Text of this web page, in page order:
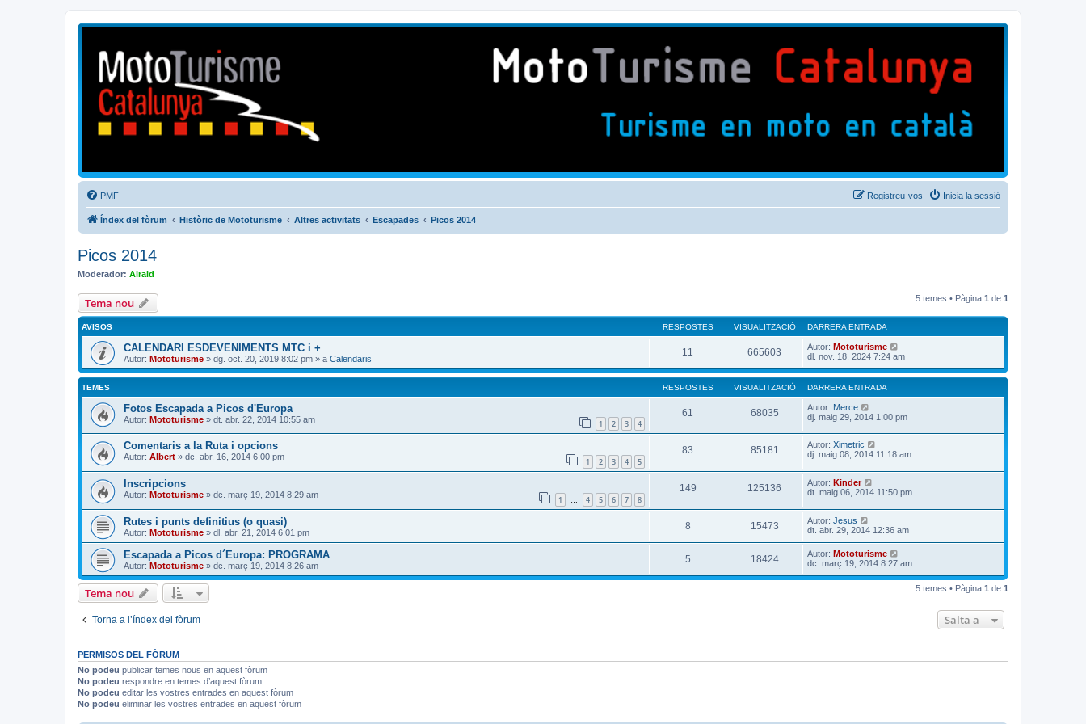
Mototurisme
Turisme en moto en català
PMF Inicia la sessió
Registreu-vos
Índex del fòrum Històric de Mototurisme Altres activitats Escapades Picos 2014
Picos 2014
Moderador: Airald
Tema nou 5 temes • Pàgina 1 de 1
AVISOS RESPOSTES VISUALITZACIÓ DARRERA ENTRADA
CALENDARI ESDEVENIMENTS MTC i +
Autor: Mototurisme » dg. oct. 20, 2019 8:02 pm » a Calendaris
11 665603 Autor: Mototurisme
dl. nov. 18, 2024 7:24 am
TEMES RESPOSTES VISUALITZACIÓ DARRERA ENTRADA
Fotos Escapada a Picos d'Europa
Autor: Mototurisme » dt. abr. 22, 2014 10:55 am 1 2 3 4
61 68035 Autor: Merce
dj. maig 29, 2014 1:00 pm
Comentaris a la Ruta i opcions
Autor: Albert » dc. abr. 16, 2014 6:00 pm 1 2 3 4 5
83 85181 Autor: Ximetric
dj. maig 08, 2014 11:18 am
Inscripcions
Autor: Mototurisme » dc. març 19, 2014 8:29 am 1 … 4 5 6 7 8
149 125136 Autor: Kinder
dt. maig 06, 2014 11:50 pm
Rutes i punts definitius (o quasi)
Autor: Mototurisme » dl. abr. 21, 2014 6:01 pm
8 15473 Autor: Jesus
dt. abr. 29, 2014 12:36 am
Escapada a Picos d´Europa: PROGRAMA
Autor: Mototurisme » dc. març 19, 2014 8:26 am
5 18424 Autor: Mototurisme
dc. març 19, 2014 8:27 am
Tema nou 5 temes • Pàgina 1 de 1
Torna a l’índex del fòrum Salta a
PERMISOS DEL FÒRUM
No podeu publicar temes nous en aquest fòrum
No podeu respondre en temes d’aquest fòrum
No podeu editar les vostres entrades en aquest fòrum
No podeu eliminar les vostres entrades en aquest fòrum